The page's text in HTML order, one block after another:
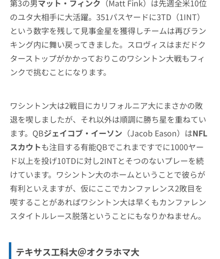
第3の男マット・フィンク （Matt Fink）は先週全米10位
のユタ大相手に大活躍。351パスヤードに3TD（1INT）
という数字を残して見事金星を獲得しチームは再びラン
キング内に舞い戻ってきました。スロヴィスはまだドク
ターストップがかかっておりこのワシントン大戦もフィ
ンクで挑むことになります。
ワシントン大は2戦目にカリフォルニア大にまさかの敗
退を喫しましたが、それ以外は順調に勝ち星を重ねてい
ます。QBジェイコブ・イーソン （Jacob Eason）はNFL
スカウトも注目する有能QBでこれまですでに1000ヤー
ド以上を投げ10TDに対し2INTとそつのないプレーを続
けています。ワシントン大のホームということで彼らが
有利といえますが、仮にここでカンファレンス2敗目を
喫することがあればワシントン大は早くもカンファレン
スタイトルレース脱落ということにもなりかねません。
テキサス工科大＠オクラホマ大